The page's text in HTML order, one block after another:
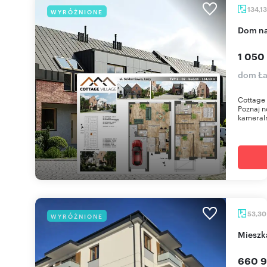
WYRÓŻNIONE
dom
1 050
dom
Cottage
Poznaj
WYRÓŻNIONE 53,30
660